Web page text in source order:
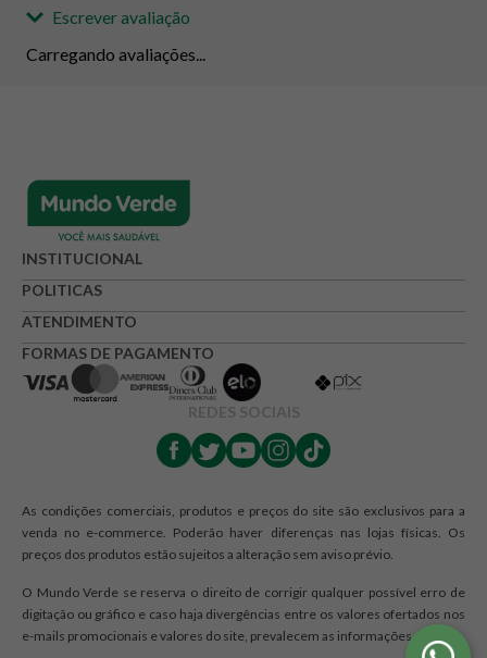
Escrever avaliação
Avalie o produto de 1 até 5 estrelas
★★★☆
Endereço de e-mail
ENVIAR AVALIAÇÃO
Carregando avaliações...
INSTITUCIONAL
POLITICAS
ATENDIMENTO
FORMAS DE PAGAMENTO
REDES SOCIAIS
As condições comerciais, produtos e preços do site são exclusivos para a
venda no e-commerce. Poderão haver diferenças nas lojas físicas. Os
preços dos produtos estão sujeitos a alteração sem aviso prévio.
O Mundo Verde se reserva o direito de corrigir qualquer possível erro de
digitação ou gráfico e caso haja divergências entre os valores ofertados nos
e-mails promocionais e valores do site, prevalecem as informações do site.